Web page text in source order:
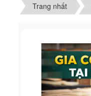
Trang nhất